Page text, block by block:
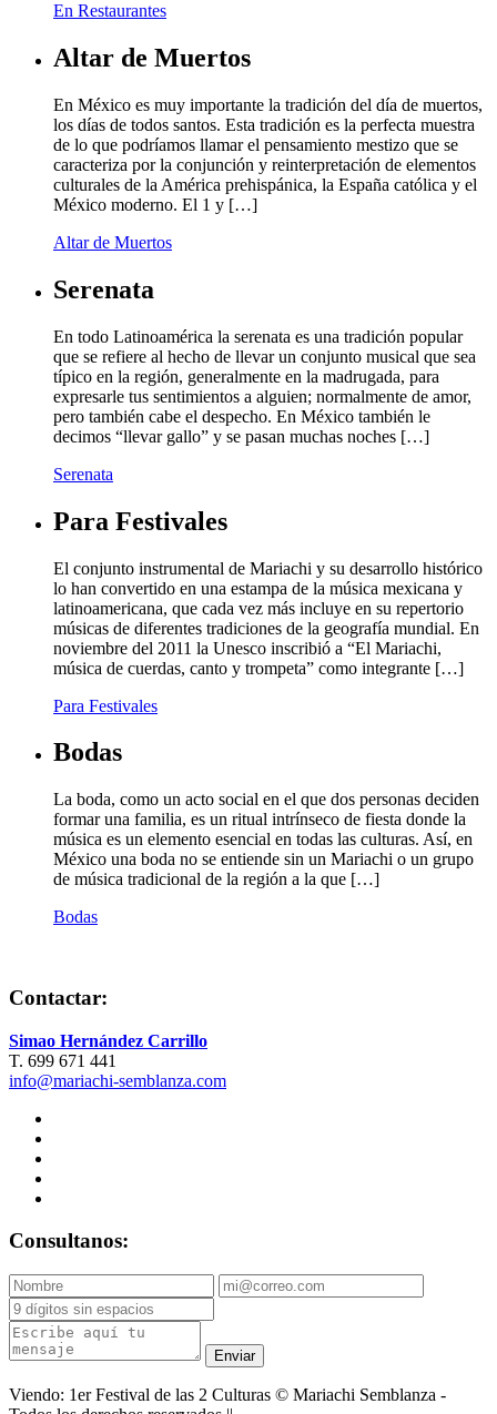
En Restaurantes
Altar de Muertos
En México es muy importante la tradición del día de muertos,
los días de todos santos. Esta tradición es la perfecta muestra
de lo que podríamos llamar el pensamiento mestizo que se
caracteriza por la conjunción y reinterpretación de elementos
culturales de la América prehispánica, la España católica y el
México moderno. El 1 y […]
Altar de Muertos
Serenata
En todo Latinoamérica la serenata es una tradición popular
que se refiere al hecho de llevar un conjunto musical que sea
típico en la región, generalmente en la madrugada, para
expresarle tus sentimientos a alguien; normalmente de amor,
pero también cabe el despecho. En México también le
decimos “llevar gallo” y se pasan muchas noches […]
Serenata
Para Festivales
El conjunto instrumental de Mariachi y su desarrollo histórico
lo han convertido en una estampa de la música mexicana y
latinoamericana, que cada vez más incluye en su repertorio
músicas de diferentes tradiciones de la geografía mundial. En
noviembre del 2011 la Unesco inscribió a “El Mariachi,
música de cuerdas, canto y trompeta” como integrante […]
Para Festivales
Bodas
La boda, como un acto social en el que dos personas deciden
formar una familia, es un ritual intrínseco de fiesta donde la
música es un elemento esencial en todas las culturas. Así, en
México una boda no se entiende sin un Mariachi o un grupo
de música tradicional de la región a la que […]
Bodas
Contactar:
Simao Hernández Carrillo
T. 699 671 441
info@mariachi-semblanza.com
Consultanos:
Enviar
Viendo: 1er Festival de las 2 Culturas © Mariachi Semblanza -